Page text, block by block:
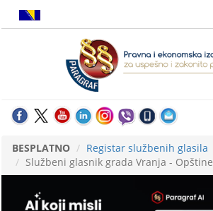
BESPLATNO
Registar službenih glasila
Službeni glasnik grada Vranja - Opštine